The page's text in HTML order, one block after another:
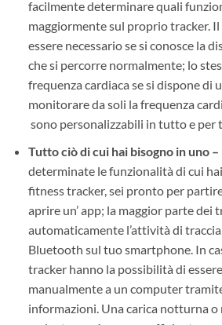
facilmente determinare quali
maggiormente sul proprio tracker.
essere necessario se si conosce la
che si percorre normalmente; lo
frequenza cardiaca se si dispone di
monitorare da soli la frequenza
sono personalizzabili in tutto e per
Tutto ciò di cui hai bisogno in uno –
determinate le funzionalità di cui
fitness tracker, sei pronto per
aprire un’ app; la maggior parte dei
automaticamente l’attività di
Bluetooth sul tuo smartphone. In
tracker hanno la possibilità di
manualmente a un computer
informazioni. Una carica notturna o